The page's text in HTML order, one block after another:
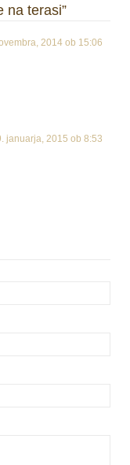
na terasi”
2014 ob 15:06
januarja, 2015 ob 8:53